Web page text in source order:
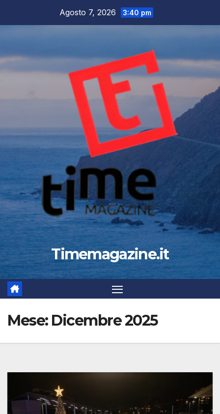
Agosto 7, 2026 3:40 pm
Timemagazine.it
Mese: Dicembre 2025